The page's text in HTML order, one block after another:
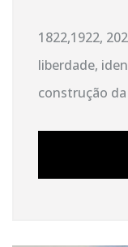
1822,1922,
liberdade,
construção